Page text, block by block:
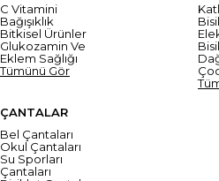
C Vitamini
Bağışıklık
Bitkisel Ürünler
Glukozamin Ve
Eklem Sağlığı
Tümünü Gör
ÇANTALAR
Bel Çantaları
Okul Çantaları
Su Sporları
Çantaları